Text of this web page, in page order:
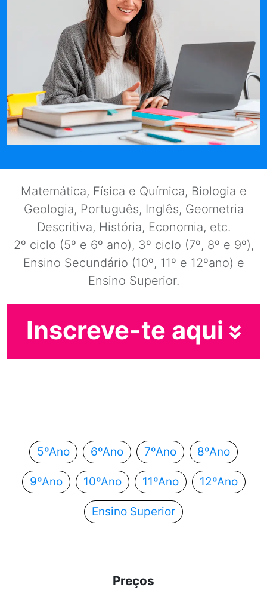
Matemática, Física e Química, Biologia e
Geologia, Português, Inglês, Geometria
Descritiva, História, Economia, etc.
2º ciclo (5º e 6º ano), 3º ciclo (7º, 8º e 9º),
Ensino Secundário (10º, 11º e 12ºano) e
Ensino Superior.
Inscreve-te aqui
5ºAno 6ºAno 7ºAno 8ºAno
9ºAno 10ºAno 11ºAno 12ºAno
Ensino Superior
Preços